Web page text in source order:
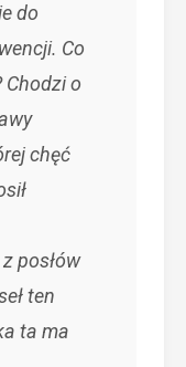
do
Co
Chodzi o
chęć
posłów
ten
ta ma